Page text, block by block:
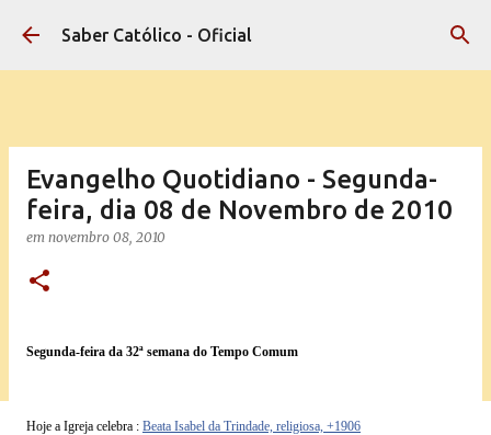
Pular para o conteúdo principal
Saber Católico - Oficial
Evangelho Quotidiano - Segunda-
feira, dia 08 de Novembro de 2010
em novembro 08, 2010
Segunda-feira da 32ª semana do Tempo Comum
Hoje a Igreja celebra : Beata Isabel da Trindade, religiosa, +1906